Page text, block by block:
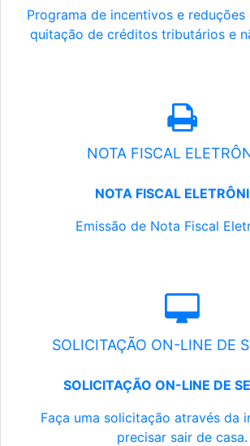
Programa de incentivos e reduções
quitação de créditos tributários e
NOTA FISCAL
NOTA FISCAL
Emissão de Nota Fiscal
SOLICITAÇÃO ON-LINE DE
SOLICITAÇÃO ON-LINE DE
Faça uma solicitação através da
precisar sair de casa.